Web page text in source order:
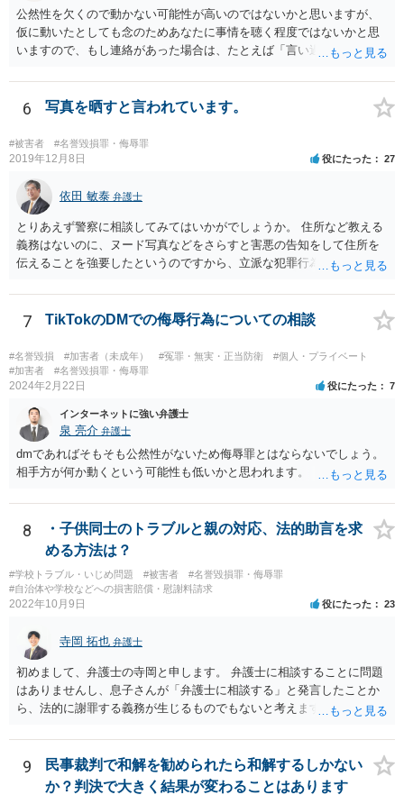
公然性を欠くので動かない可能性が高いのではないかと思いますが、
仮に動いたとしても念のためあなたに事情を聴く程度ではないかと思
いますので、もし連絡があった場合は、たとえば「言い過ぎた部分が
ジでのやりとりなので、公然性がないことが明らかなので、名誉毀損
や侮辱には当たらないと考えているが、相手は何らかの理由で公然性
があると言っているのか」と反省の意を示しつつ、なぜ警察が連絡し
てきたのか尋ねることが考えられます。
6 写真を晒すと言われています。
#被害者 #名誉毀損罪・侮辱罪
2019年12月8日 役にたった 27
依田 敏泰 弁護士
とりあえず警察に相談してみてはいかがでしょうか。 住所など教える
義務はないのに、ヌード写真などをさらすと害悪の告知をして住所を
伝えることを強要したというのですから、立派な犯罪行為です。
7 TikTokのDMでの侮辱行為についての相談
#名誉毀損 #加害者（未成年） #冤罪・無実・正当防衛
#個人・プライベート
#加害者
#名誉毀損罪・侮辱罪
2024年2月22日 役にたった 7
インターネットに強い弁護士
泉 亮介 弁護士
dmであればそもそも公然性がないため侮辱罪とはならないでしょう。
相手方が何か動くという可能性も低いかと思われます。
8
・子供同士のトラブルと親の対応、法的助言を求
める方法は？
#学校トラブル・いじめ問題 #被害者
#名誉毀損罪・侮辱罪
#自治体や学校などへの損害賠償・慰謝料請求
2022年10月9日 役にたった 23
寺岡 拓也 弁護士
初めまして、弁護士の寺岡と申します。 弁護士に相談することに問題
はありませんし、息子さんが「弁護士に相談する」と発言したことか
ら、法的に謝罪する義務が生じるものでもないと考えます。 経緯から
す。 子どもの専門相談窓口もありますし、一度相談だけでもしてはい
かがでしょうか。
9
民事裁判で和解を勧められたら和解するしかない
か？判決で大きく結果が変わることはあります